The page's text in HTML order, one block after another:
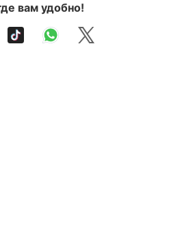
вам удобно!